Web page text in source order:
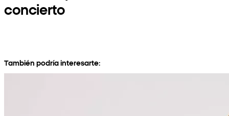
concierto
También podría interesarte: